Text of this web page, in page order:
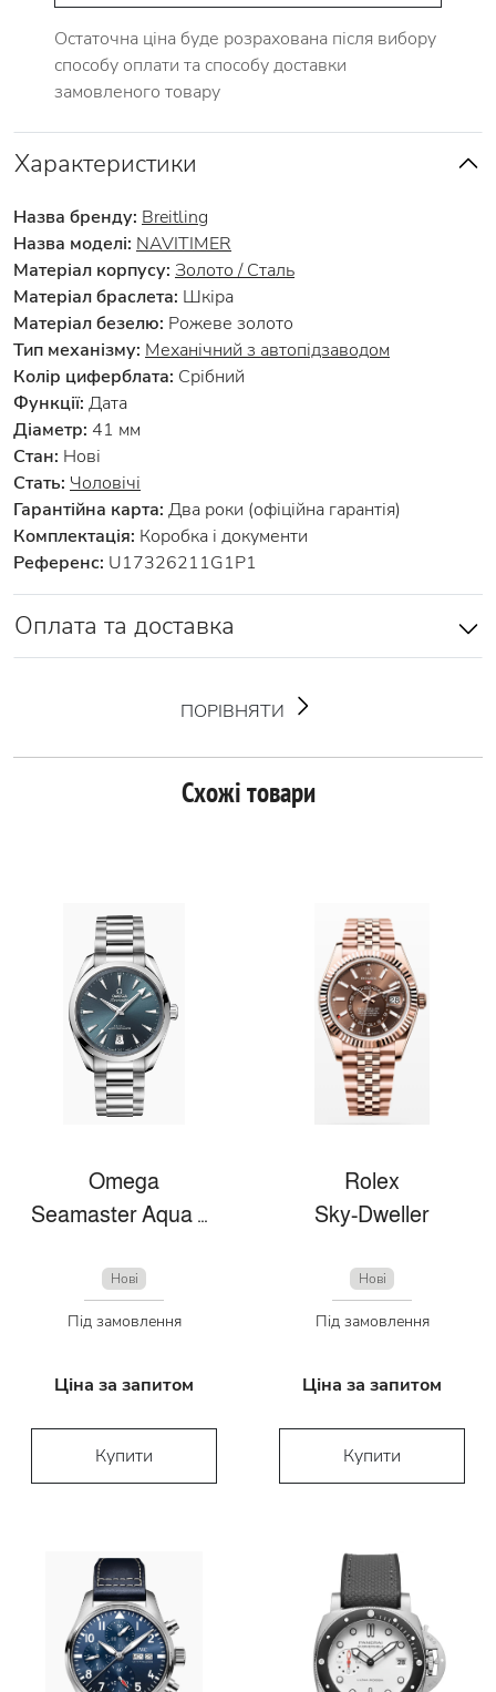
Остаточна ціна буде розрахована після вибору
способу оплати та способу доставки
замовленого товару
Характеристики
Назва бренду: Breitling
Назва моделі: NAVITIMER
Матеріал корпусу: Золото / Сталь
Матеріал браслета: Шкіра
Матеріал безелю: Рожеве золото
Тип механізму: Механічний з автопідзаводом
Колір циферблата: Срібний
Функції: Дата
Діаметр: 41 мм
Стан: Нові
Стать: Чоловічі
Гарантійна карта: Два роки (офіційна гарантія)
Комплектація: Коробка і документи
Референс: U17326211G1P1
Оплата та доставка
ПОРІВНЯТИ
Схожі товари
Omega
Seamaster Aqua Terra
Нові
Під замовлення
Ціна за запитом
Купити
Rolex
Sky-Dweller
Нові
Під замовлення
Ціна за запитом
Купити